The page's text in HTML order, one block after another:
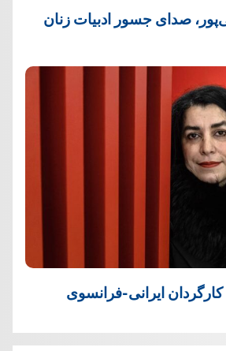
صدای جسور ادبیات زنان
ایرانی-فرانسوی